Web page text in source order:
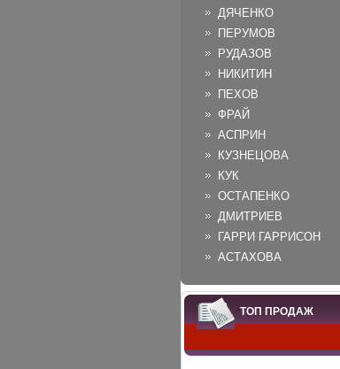
ДЯЧЕНКО
ПЕРУМОВ
РУДАЗОВ
НИКИТИН
ПЕХОВ
ФРАЙ
АСПРИН
КУЗНЕЦОВА
КУК
ОСТАПЕНКО
ДМИТРИЕВ
ГАРРИ ГАРРИСОН
АСТАХОВА
ТОП ПРОДАЖ